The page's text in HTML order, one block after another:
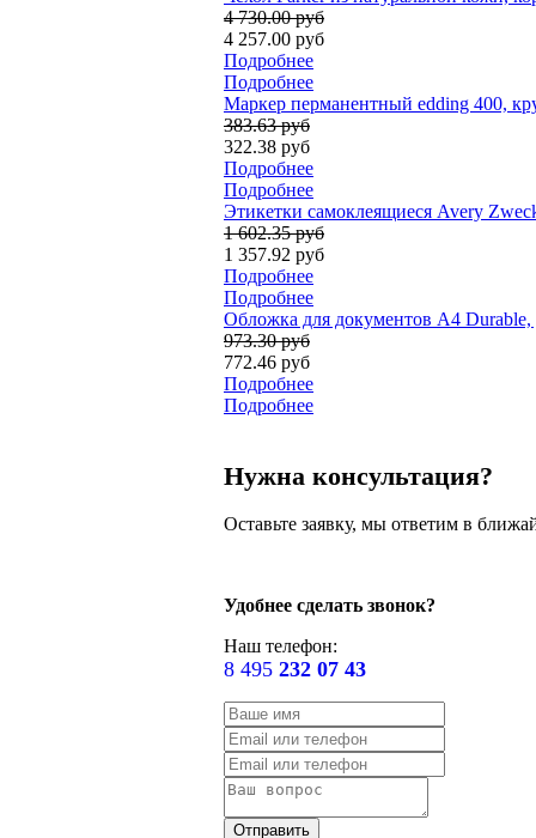
4 730.00 руб
4 257.00 руб
Подробнее
Подробнее
Маркер перманентный edding 400,
383.63 руб
322.38 руб
Подробнее
Подробнее
Этикетки самоклеящиеся Avery
1 602.35 руб
1 357.92 руб
Подробнее
Подробнее
Обложка для документов А4 Durable,
973.30 руб
772.46 руб
Подробнее
Подробнее
Нужна консультация?
Оставьте заявку, мы ответим в
Удобнее сделать звонок?
Наш телефон:
8 495 232 07 43